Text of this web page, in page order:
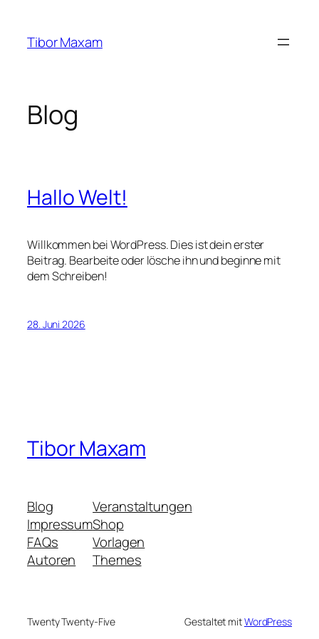
springen
Tibor Maxam
Blog
Hallo Welt!
Willkommen bei WordPress. Dies ist dein erster
Beitrag. Bearbeite oder lösche ihn und beginne mit
dem Schreiben!
28. Juni 2026
Tibor Maxam
Blog
Impressum
FAQs
Autoren
Veranstaltungen
Shop
Vorlagen
Themes
Twenty Twenty-Five Gestaltet mitWordPress